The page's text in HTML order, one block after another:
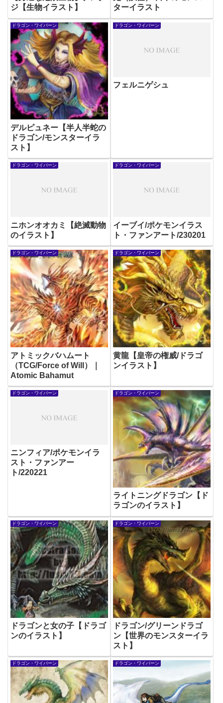
ジ【生物イラスト】
ターイラスト
ドラゴン・ワイバーン
デルピュネー【半人半蛇の
ドラゴン/モンスターイラ
スト】
ドラゴン・ワイバーン
フェルニゲシュ
ドラゴン・ワイバーン
ニホンオオカミ【絶滅動物
のイラスト】
ドラゴン・ワイバーン
イーブイ/ポケモンイラス
ト・ファンアート/230201
ドラゴン・ワイバーン
アトミックバハムート
（TCG/Force of Will）｜
Atomic Bahamut
ドラゴン・ワイバーン
黄龍【皇帝の権威/ドラゴ
ンイラスト】
ドラゴン・ワイバーン
ニンフィア/ポケモンイラ
スト・ファンアー
ト/220221
ドラゴン・ワイバーン
ライトニングドラゴン【ド
ラゴンのイラスト】
ドラゴン・ワイバーン
ドラゴンと女の子【ドラゴ
ンのイラスト】
ドラゴン・ワイバーン
ドラゴン/グリーンドラゴ
ン【世界のモンスターイラ
スト】
ドラゴン・ワイバーン ドラゴン・ワイバーン